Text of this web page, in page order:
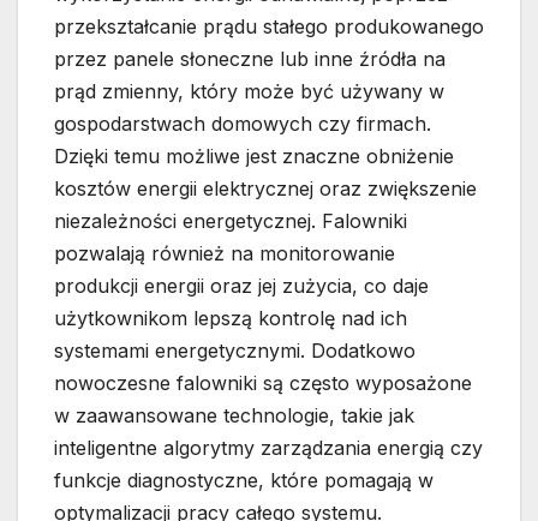
przekształcanie prądu stałego produkowanego
przez panele słoneczne lub inne źródła na
prąd zmienny, który może być używany w
gospodarstwach domowych czy firmach.
Dzięki temu możliwe jest znaczne obniżenie
kosztów energii elektrycznej oraz zwiększenie
niezależności energetycznej. Falowniki
pozwalają również na monitorowanie
produkcji energii oraz jej zużycia, co daje
użytkownikom lepszą kontrolę nad ich
systemami energetycznymi. Dodatkowo
nowoczesne falowniki są często wyposażone
w zaawansowane technologie, takie jak
inteligentne algorytmy zarządzania energią czy
funkcje diagnostyczne, które pomagają w
optymalizacji pracy całego systemu.